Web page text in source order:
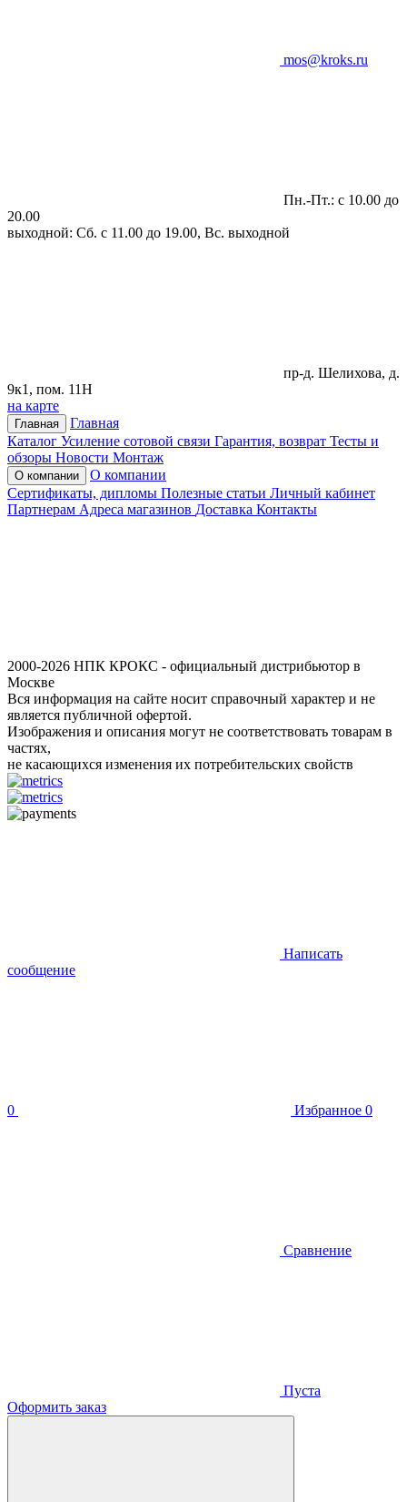
mos@kroks.ru
Пн.-Пт.: с 10.00 до
20.00
выходной: Сб. с 11.00 до 19.00, Вс. выходной
пр-д. Шелихова, д.
9к1, пом. 11Н
на карте
Главная
Главная
Каталог Усиление сотовой связи Гарантия, возврат Тесты и
обзоры Новости Монтаж
О компании
О компании
Сертификаты, дипломы Полезные статьи Личный кабинет
Партнерам Адреса магазинов Доставка Контакты
2000-2026 НПК КРОКС - официальный дистрибьютор в
Москве
Вся информация на сайте носит справочный характер и не
является публичной офертой.
Изображения и описания могут не соответствовать товарам в
частях,
не касающихся изменения их потребительских свойств
Написать
сообщение
0 Избранное 0
Сравнение
Пуста
Оформить заказ